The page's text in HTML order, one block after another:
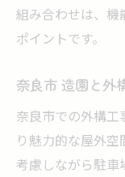
組み合わせは、機
ポイントです。
奈良市 造園と外
奈良市での外構工
り魅力的な屋外
考慮しながら駐車